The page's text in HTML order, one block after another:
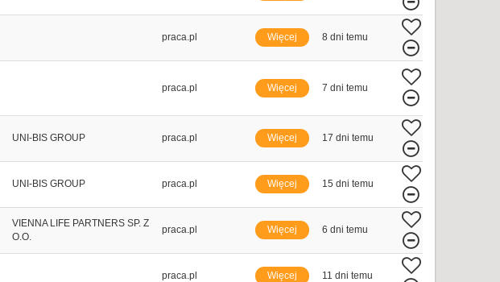
praca.pl Więcej 8 dni temu
praca.pl Więcej 7 dni temu
UNI-BIS GROUP praca.pl Więcej 17 dni temu
UNI-BIS GROUP praca.pl Więcej 15 dni temu
VIENNA LIFE PARTNERS SP. Z
O.O.
praca.pl Więcej 6 dni temu
praca.pl Więcej 11 dni temu